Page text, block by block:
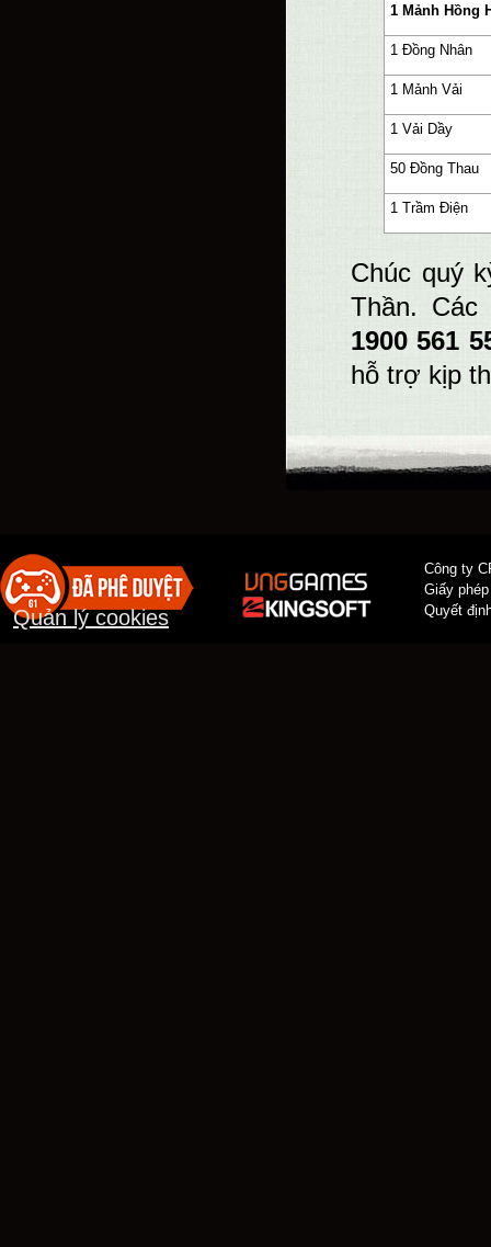
1 Mảnh Hồng
1 Đồng Nhân
1 Mảnh Vải
1 Vải Dầy
50 Đồng Thau
1 Trầm Điện
Chúc quý
Thần.
1900 561
hỗ trợ kịp
Công ty
Giấy
Quyết
Quản lý cookies